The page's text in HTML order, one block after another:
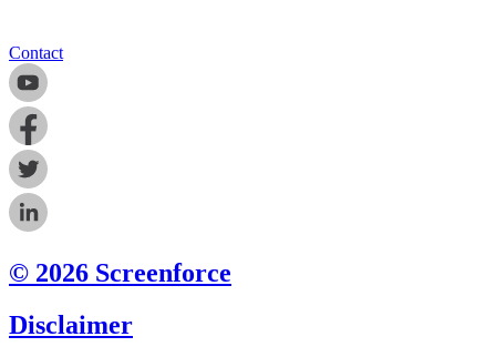
Contact
© 2026 Screenforce
Disclaimer